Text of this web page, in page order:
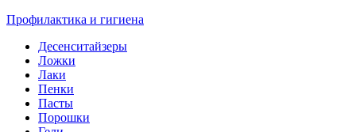
Профилактика и гигиена
Десенситайзеры
Ложки
Лаки
Пенки
Пасты
Порошки